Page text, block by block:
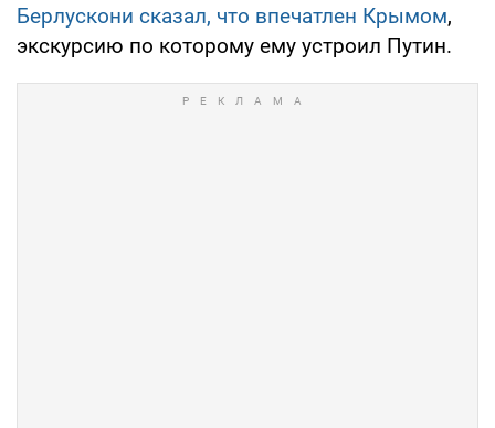
Берлускони сказал, что впечатлен Крымом,
экскурсию по которому ему устроил Путин.